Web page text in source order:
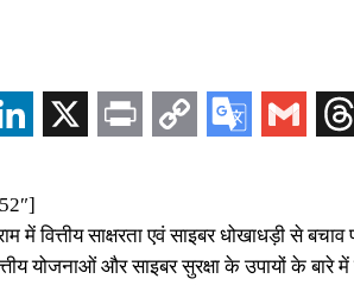
में वित्तीय साक्षरता एवं साइबर धोखाधड़ी से
योजनाओं और साइबर सुरक्षा के उपायों के